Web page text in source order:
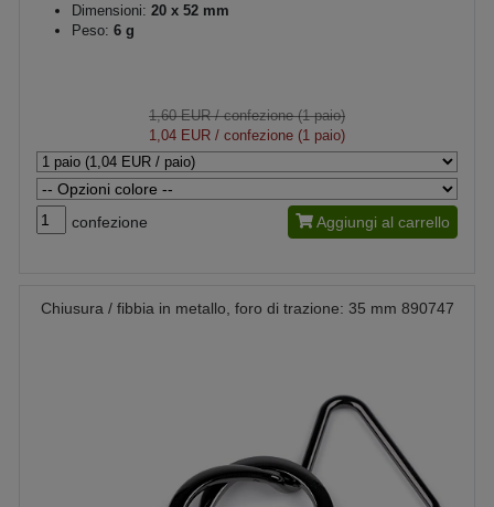
Dimensioni: 20 x 52 mm
Peso: 6 g
1,60 EUR/ confezione (1 paio)
1,04 EUR / confezione (1 paio)
confezione Aggiungi al carrello
Chiusura / fibbia in metallo, foro di trazione: 35 mm 890747